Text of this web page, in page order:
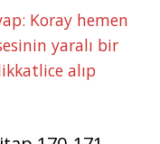
Koray hemen
yaralı bir
alıp